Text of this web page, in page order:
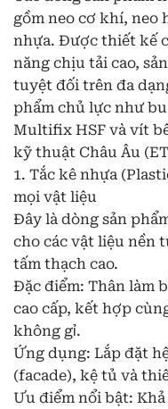
gồm neo cơ khí, neo
nhựa. Được thiết kế
năng chịu tải cao,
tuyệt đối trên đa
phẩm chủ lực như
Multifix HSF và vít
kỹ thuật Châu Âu
1. Tắc kê nhựa
mọi vật liệu
Đây là dòng sản
cho các vật liệu nền
tấm thạch cao.
Đặc điểm: Thân làm
cao cấp, kết hợp
không gỉ.
Ứng dụng: Lắp đặt
(facade), kệ tủ và
Ưu điểm nổi bật: